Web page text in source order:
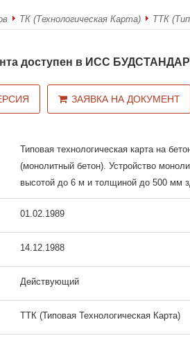
ТК (Технологическая Карта) ТТК
доступен в ИСС
ЗАЯВКА НА ДОКУМЕНТ
Типовая технологическая карта на
(монолитный бетон). Устройство
высотой до 6 м и толщиной до 500 мм
01.02.1989
14.12.1988
Действующий
ТТК (Типовая Технологическая Карта)